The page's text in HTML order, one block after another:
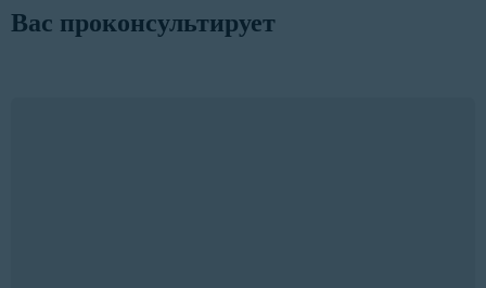
Вас проконсультирует